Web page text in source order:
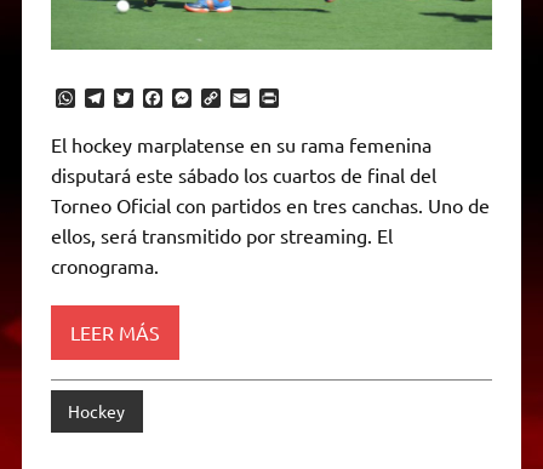
W
a
t
s
A
p
p
T
l
e
g
a
m
T
t
t
e
r
F
e
b
o
o
k
M
s
s
e
g
e
C
y
L
n
k
E
i
l
P
n
t
r
i
El hockey marplatense en su rama femenina
disputará este sábado los cuartos de final del
Torneo Oficial con partidos en tres canchas. Uno de
ellos, será transmitido por streaming. El
cronograma.
LEER MÁS
Hockey